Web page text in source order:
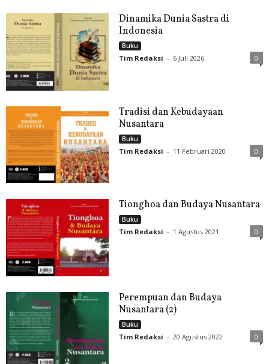
Dinamika Dunia Sastra di
Indonesia
Buku
Tim Redaksi - 6 Juli 2026 0
Tradisi dan Kebudayaan
Nusantara
Buku
Tim Redaksi - 11 Februari 2020 0
Tionghoa dan Budaya Nusantara
Buku
Tim Redaksi - 1 Agustus 2021 0
Perempuan dan Budaya
Nusantara (2)
Buku
Tim Redaksi - 20 Agustus 2022 0